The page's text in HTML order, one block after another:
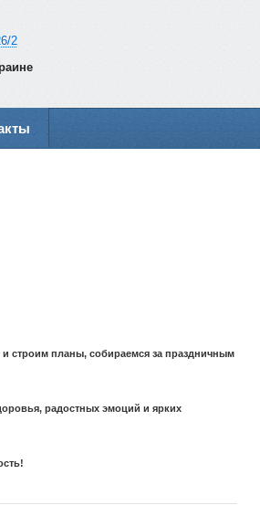
2
строим планы, собираемся за праздничным
радостных эмоций и ярких